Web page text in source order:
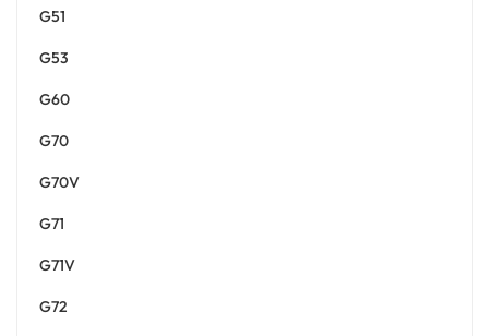
G51
G53
G60
G70
G70V
G71
G71V
G72